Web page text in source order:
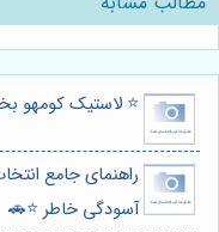
⭐️ لاستیک کومهو
راهنمای جامع
آسودگی خاطر ⭐️🚗